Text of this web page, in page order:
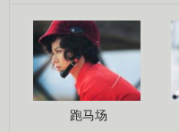
跑马场